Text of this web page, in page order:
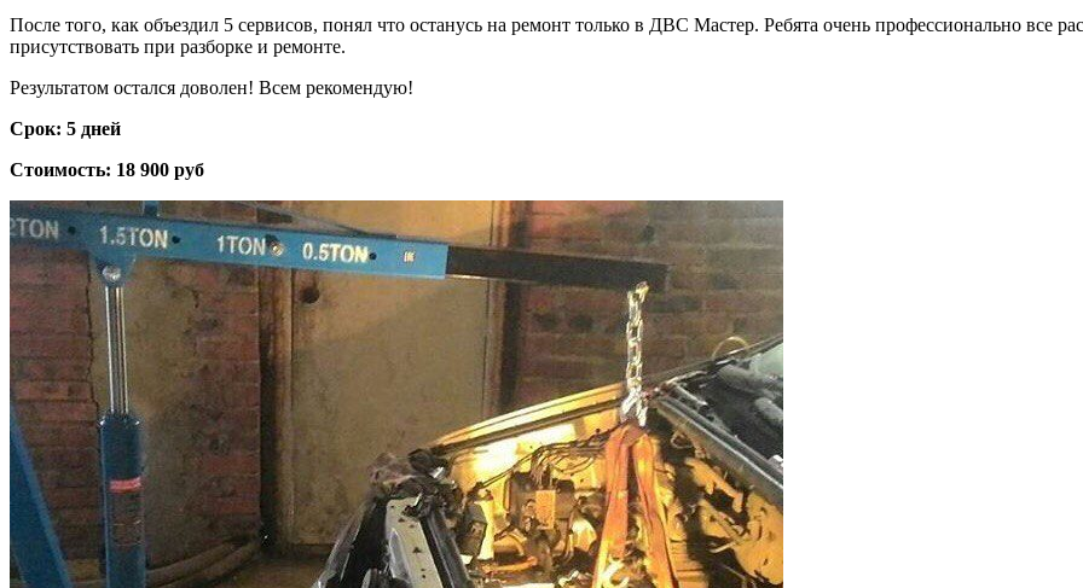
После того, как объездил 5 сервисов, понял что останусь на ремонт только в ДВС Мастер. Ребята очень профессионально все
присутствовать при разборке и ремонте.
Результатом остался доволен! Всем рекомендую!
Срок: 5 дней
Стоимость: 18 900 руб